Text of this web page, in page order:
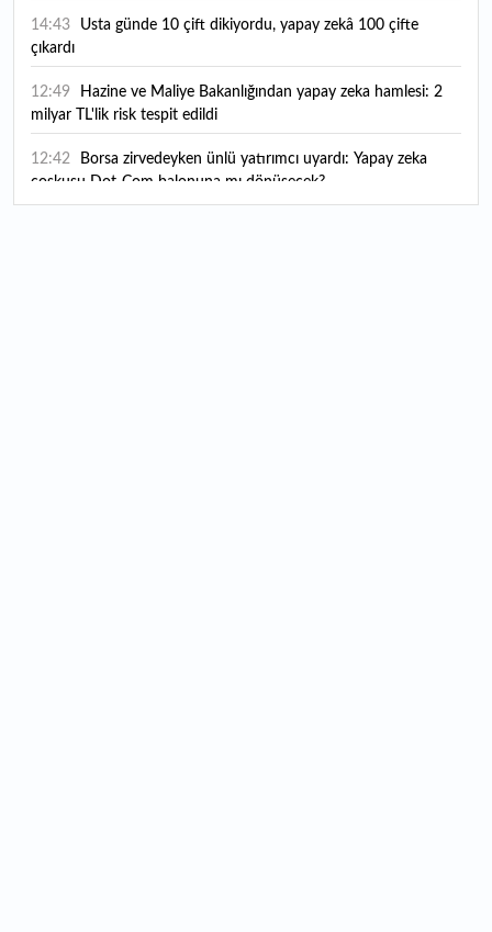
14:43
çıkardı
12:49
milyar TL'lik risk tespit edildi
12:42
coşkusu Dot-Com balonuna mı dönüşecek?